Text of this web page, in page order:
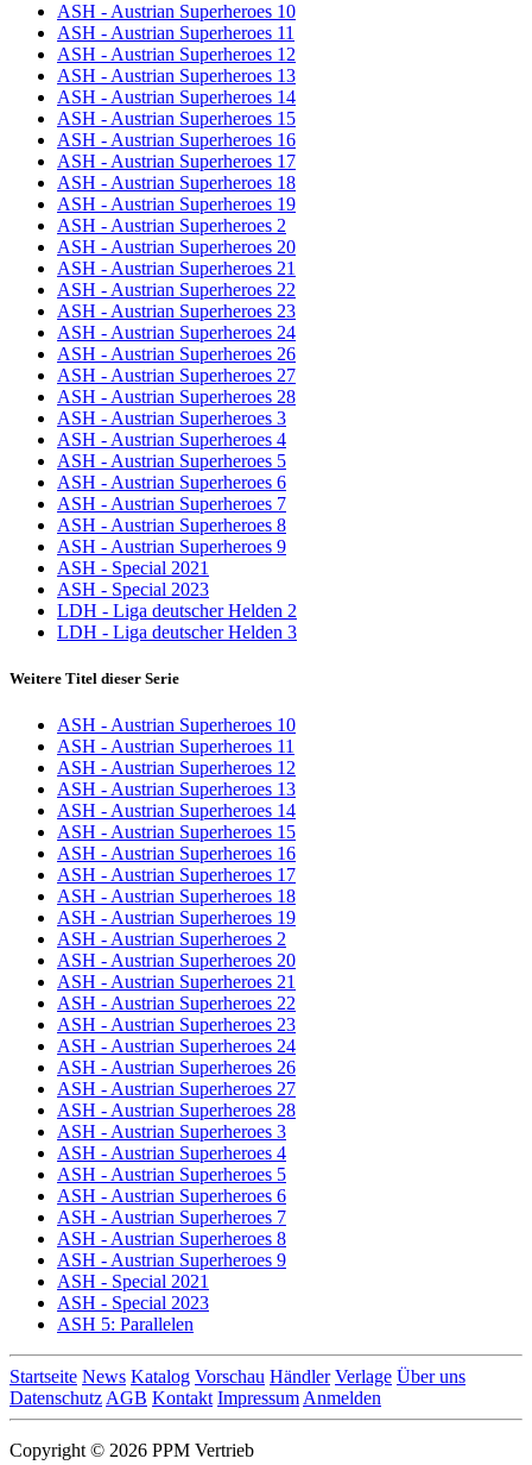
ASH - Austrian Superheroes 10
ASH - Austrian Superheroes 11
ASH - Austrian Superheroes 12
ASH - Austrian Superheroes 13
ASH - Austrian Superheroes 14
ASH - Austrian Superheroes 15
ASH - Austrian Superheroes 16
ASH - Austrian Superheroes 17
ASH - Austrian Superheroes 18
ASH - Austrian Superheroes 19
ASH - Austrian Superheroes 2
ASH - Austrian Superheroes 20
ASH - Austrian Superheroes 21
ASH - Austrian Superheroes 22
ASH - Austrian Superheroes 23
ASH - Austrian Superheroes 24
ASH - Austrian Superheroes 26
ASH - Austrian Superheroes 27
ASH - Austrian Superheroes 28
ASH - Austrian Superheroes 3
ASH - Austrian Superheroes 4
ASH - Austrian Superheroes 5
ASH - Austrian Superheroes 6
ASH - Austrian Superheroes 7
ASH - Austrian Superheroes 8
ASH - Austrian Superheroes 9
ASH - Special 2021
ASH - Special 2023
LDH - Liga deutscher Helden 2
LDH - Liga deutscher Helden 3
Weitere Titel dieser Serie
ASH - Austrian Superheroes 10
ASH - Austrian Superheroes 11
ASH - Austrian Superheroes 12
ASH - Austrian Superheroes 13
ASH - Austrian Superheroes 14
ASH - Austrian Superheroes 15
ASH - Austrian Superheroes 16
ASH - Austrian Superheroes 17
ASH - Austrian Superheroes 18
ASH - Austrian Superheroes 19
ASH - Austrian Superheroes 2
ASH - Austrian Superheroes 20
ASH - Austrian Superheroes 21
ASH - Austrian Superheroes 22
ASH - Austrian Superheroes 23
ASH - Austrian Superheroes 24
ASH - Austrian Superheroes 26
ASH - Austrian Superheroes 27
ASH - Austrian Superheroes 28
ASH - Austrian Superheroes 3
ASH - Austrian Superheroes 4
ASH - Austrian Superheroes 5
ASH - Austrian Superheroes 6
ASH - Austrian Superheroes 7
ASH - Austrian Superheroes 8
ASH - Austrian Superheroes 9
ASH - Special 2021
ASH - Special 2023
ASH 5: Parallelen
Startseite News Katalog Vorschau Händler Verlage Über uns
Datenschutz AGB Kontakt Impressum Anmelden
Copyright © 2026 PPM Vertrieb